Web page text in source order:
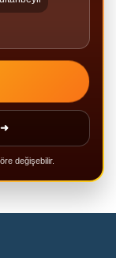
➜
değişebilir.